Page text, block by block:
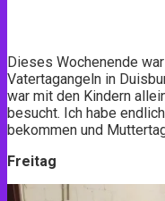
Dieses Wochenende
Vatertagangeln in
war mit den Kindern
besucht. Ich habe
bekommen und
Freitag